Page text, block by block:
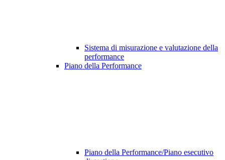
Sistema di misurazione e valutazione della
performance
Piano della Performance
Piano della Performance/Piano esecutivo